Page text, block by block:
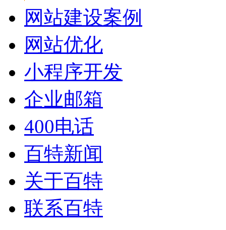
网站建设案例
网站优化
小程序开发
企业邮箱
400电话
百特新闻
关于百特
联系百特